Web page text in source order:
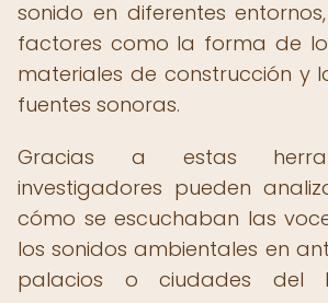
sonido en diferentes
factores como la forma de
materiales de construcción y
fuentes sonoras.
Gracias a estas
investigadores pueden
cómo se escuchaban las
los sonidos ambientales en
palacios o ciudades del